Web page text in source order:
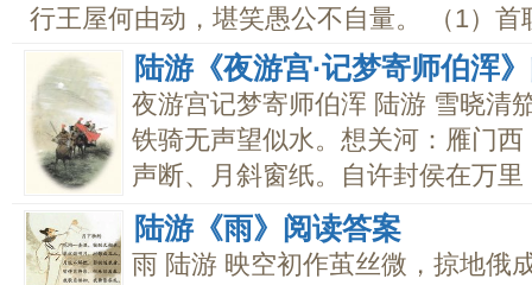
行王屋何由动，堪笑愚公不自量。 （1）首
陆游《夜游宫·记梦寄师伯浑
夜游宫记梦寄师伯浑 陆游 雪晓清
铁骑无声望似水。想关河：雁门
声断、月斜窗纸。自许封侯在万里
陆游《雨》阅读答案
雨 陆游 映空初作茧丝微，掠地俄